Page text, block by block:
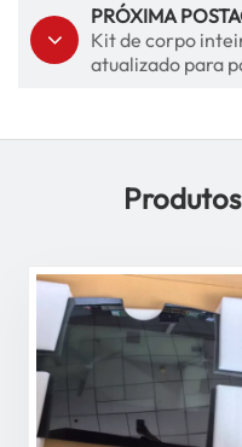
PRÓXIMA
Kit de corpo
atualizado para